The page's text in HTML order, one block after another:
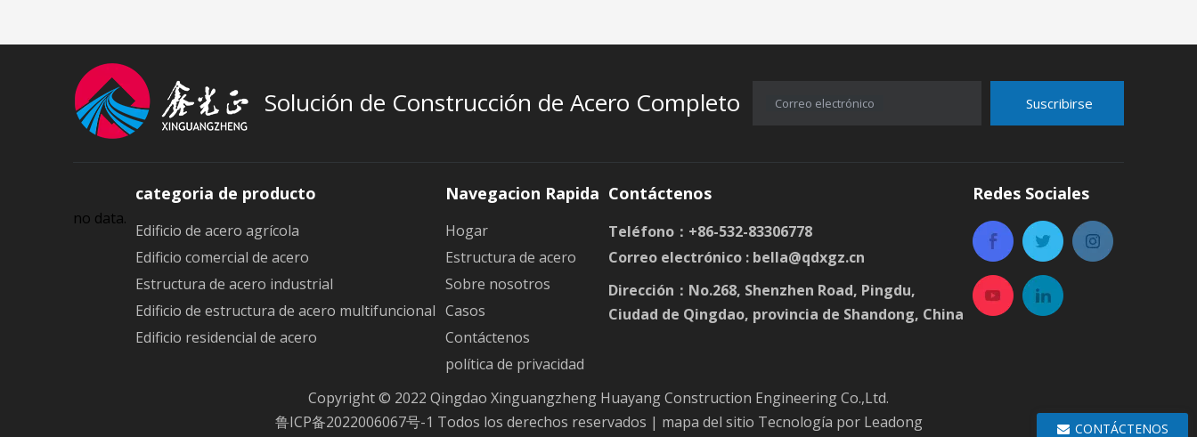
Solución de Construcción de Acero Completo Correo electrónico Suscribirse
no data.
categoria de producto
Edificio de acero agrícola
Edificio comercial de acero
Estructura de acero industrial
Edificio de estructura de acero multifuncional
Edificio residencial de acero
Navegacion Rapida
Hogar
Estructura de acero
Sobre nosotros
Casos
Contáctenos
política de privacidad
Contáctenos
Teléfono：+86-532-83306778
Correo electrónico : bella@qdxgz.cn
Dirección：No.268, Shenzhen Road, Pingdu,
Ciudad de Qingdao, provincia de Shandong, China
Redes Sociales
Copyright © 2022 Qingdao Xinguangzheng Huayang Construction Engineering Co.,Ltd.
鲁ICP备2022006067号-1 Todos los derechos reservados | mapa del sitio Tecnología por Leadong CONTÁCTENOS